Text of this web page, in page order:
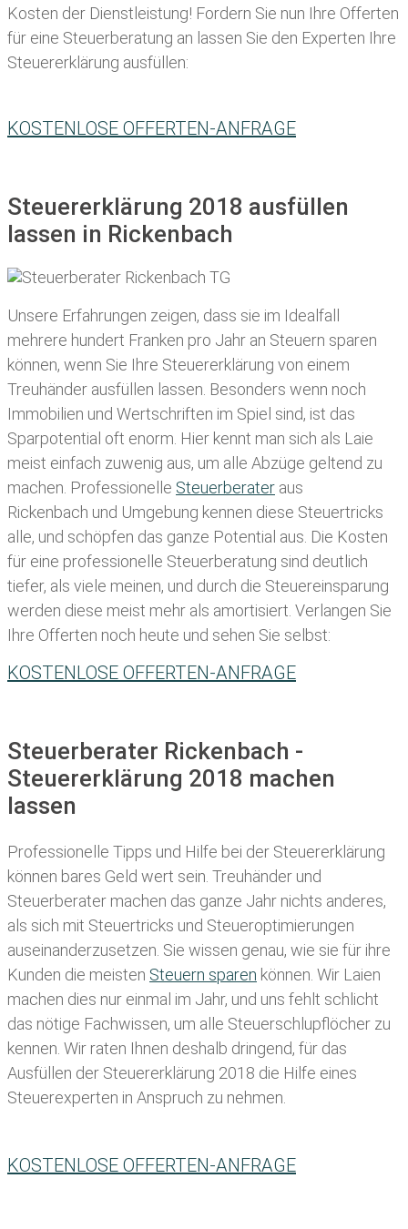
Kosten der Dienstleistung! Fordern Sie nun Ihre Offerten
für eine Steuerberatung an lassen Sie den Experten Ihre
Steuererklärung ausfüllen:
KOSTENLOSE OFFERTEN-ANFRAGE
Steuererklärung 2018 ausfüllen
lassen in Rickenbach
Unsere Erfahrungen zeigen, dass sie im Idealfall
mehrere hundert Franken pro Jahr an Steuern sparen
können, wenn Sie Ihre Steuererklärung von einem
Treuhänder ausfüllen lassen . Besonders wenn noch
Immobilien und Wertschriften im Spiel sind, ist das
Sparpotential oft enorm. Hier kennt man sich als Laie
meist einfach zuwenig aus, um alle Abzüge geltend zu
machen. Professionelle Steuerberater aus
Rickenbach und Umgebung kennen diese Steuertricks
alle, und schöpfen das ganze Potential aus. Die Kosten
für eine professionelle Steuerberatung sind deutlich
tiefer, als viele meinen, und durch die Steuereinsparung
werden diese meist mehr als amortisiert. Verlangen Sie
Ihre Offerten noch heute und sehen Sie selbst:
KOSTENLOSE OFFERTEN-ANFRAGE
Steuerberater Rickenbach -
Steuererklärung 2018 machen
lassen
Professionelle Tipps und Hilfe bei der Steuererklärung
können bares Geld wert sein. Treuhänder und
Steuerberater machen das ganze Jahr nichts anderes,
als sich mit Steuertricks und Steueroptimierungen
auseinanderzusetzen. Sie wissen genau, wie sie für ihre
Kunden die meisten Steuern sparen können. Wir Laien
machen dies nur einmal im Jahr, und uns fehlt schlicht
das nötige Fachwissen, um alle Steuerschlupflöcher zu
kennen. Wir raten Ihnen deshalb dringend, für das
Ausfüllen der Steuererklärung 2018 die Hilfe eines
Steuerexperten in Anspruch zu nehmen.
KOSTENLOSE OFFERTEN-ANFRAGE